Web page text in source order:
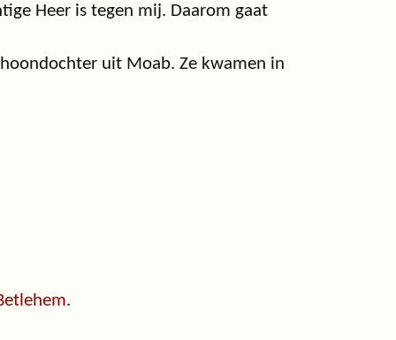
Heer is tegen mij. Daarom gaat
uit Moab. Ze kwamen in
.